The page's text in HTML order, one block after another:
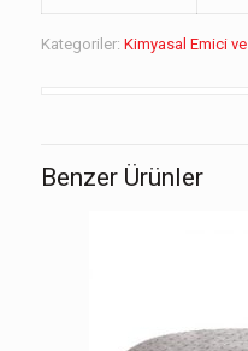
Kategoriler: Kimyasal Emici
Benzer Ürünler